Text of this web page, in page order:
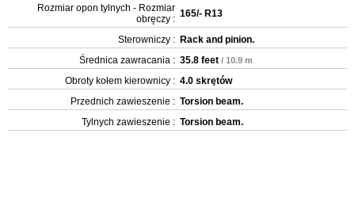
Rozmiar opon tylnych - Rozmiar
obręczy : 165/- R13
Sterowniczy : Rack and pinion.
Średnica zawracania : 35.8 feet / 10.9 m
Obroty kołem kierownicy : 4.0 skrętów
Przednich zawieszenie : Torsion beam.
Tylnych zawieszenie : Torsion beam.